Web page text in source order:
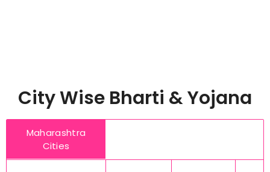
City Wise Bharti & Yojana
Maharashtra
Cities